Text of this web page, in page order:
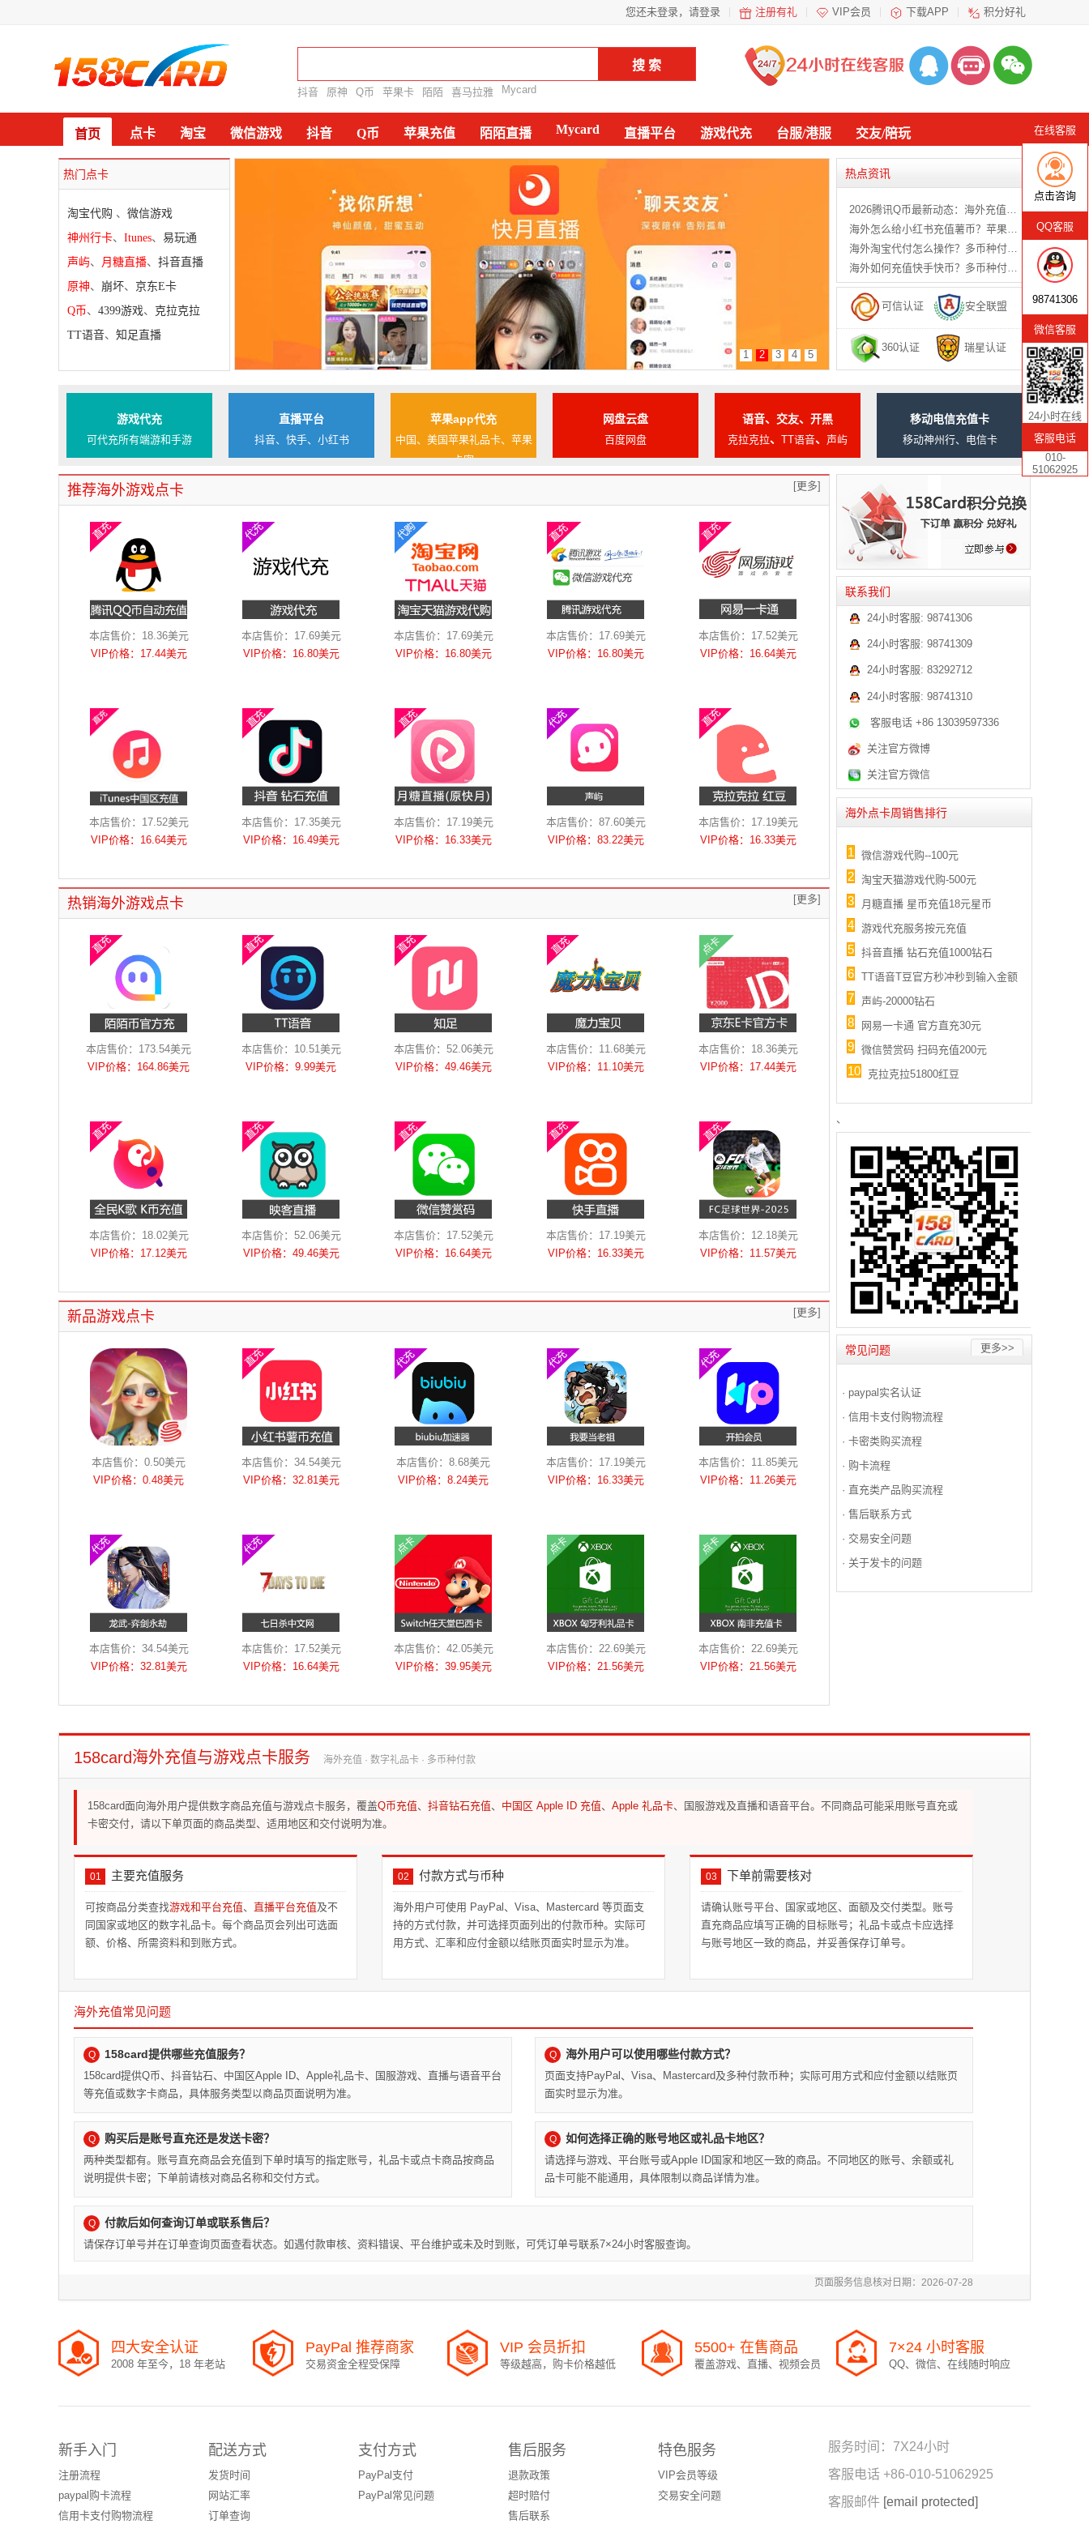
您还未登录，请登录 注册有礼 VIP会员 下载APP 积分好礼
抖音 原神 Q币 苹果卡 陌陌 喜马拉雅 Mycard
首页 点卡 淘宝 微信游戏 抖音 Q币 苹果充值 陌陌直播 Mycard 直播平台 游戏代充 台服/港服 交友/陪玩
热门点卡
淘宝代购 、 微信游戏
神州行卡、 Itunes、 易玩通
声屿、 月糖直播、 抖音直播
原神、 崩坏、 京东E卡
Q币 、 4399游戏、 克拉克拉
TT语音、 知足直播
1
2 3 4 5
热点资讯
2026腾讯Q币最新动态：海外充值、使用范围与安全指南
海外怎么给小红书充值薯币？苹果税、网页版通道与代充方式对比
海外淘宝代付怎么操作？多币种付款与安全代购指南
海外如何充值快手快币？多币种付款与快手号直充指南
可信认证 安全联盟
360认证 瑞星认证
158card海外充值与游戏点卡服务 海外充值 · 数字礼品卡 · 多币种付款
158card面向海外用户提供数字商品充值与游戏点卡服务，覆盖Q币充值、 抖音钻石充值、 中国区 Apple ID 充值、 Apple 礼品卡、国服游戏及直播和语音平台。不同商品可能采用账号直充或
卡密交付，请以下单页面的商品类型、适用地区和交付说明为准。
01 主要充值服务
可按商品分类查找游戏和平台充值、 直播平台充值及不
同国家或地区的数字礼品卡。每个商品页会列出可选面
额、价格、所需资料和到账方式。
02 付款方式与币种
海外用户可使用 PayPal、Visa、Mastercard 等页面支
持的方式付款，并可选择页面列出的付款币种。实际可
用方式、汇率和应付金额以结账页面实时显示为准。
03 下单前需要核对
请确认账号平台、国家或地区、面额及交付类型。账号
直充商品应填写正确的目标账号；礼品卡或点卡应选择
与账号地区一致的商品，并妥善保存订单号。
海外充值常见问题
Q 158card提供哪些充值服务？
158card提供Q币、抖音钻石、中国区Apple ID、Apple礼品卡、国服游戏、直播与语音平台
等充值或数字卡商品，具体服务类型以商品页面说明为准。
Q 海外用户可以使用哪些付款方式？
页面支持PayPal、Visa、Mastercard及多种付款币种；实际可用方式和应付金额以结账页
面实时显示为准。
Q 购买后是账号直充还是发送卡密？
两种类型都有。账号直充商品会充值到下单时填写的指定账号，礼品卡或点卡商品按商品
说明提供卡密；下单前请核对商品名称和交付方式。
Q 如何选择正确的账号地区或礼品卡地区？
请选择与游戏、平台账号或Apple ID国家和地区一致的商品。不同地区的账号、余额或礼
品卡可能不能通用，具体限制以商品详情为准。
Q 付款后如何查询订单或联系售后？
请保存订单号并在订单查询页面查看状态。如遇付款审核、资料错误、平台维护或未及时到账，可凭订单号联系7×24小时客服查询。
页面服务信息核对日期：2026-07-28
游戏代充
可代充所有端游和手游
直播平台
抖音、快手、小红书
苹果app代充
中国、美国苹果礼品卡、苹果
卡密
网盘云盘
百度网盘
语音、交友、开黑
克拉克拉、 TT语音、 声屿
移动电信充值卡
移动神州行、电信卡
推荐海外游戏点卡 [更多]
本店售价：18.36美元
VIP价格：17.44美元
本店售价：17.69美元
VIP价格：16.80美元
本店售价：17.69美元
VIP价格：16.80美元
本店售价：17.69美元
VIP价格：16.80美元
本店售价：17.52美元
VIP价格：16.64美元
本店售价：17.52美元
VIP价格：16.64美元
本店售价：17.35美元
VIP价格：16.49美元
本店售价：17.19美元
VIP价格：16.33美元
本店售价：87.60美元
VIP价格：83.22美元
本店售价：17.19美元
VIP价格：16.33美元
热销海外游戏点卡 [更多]
本店售价：173.54美元
VIP价格：164.86美元
本店售价：10.51美元
VIP价格：9.99美元
本店售价：52.06美元
VIP价格：49.46美元
本店售价：11.68美元
VIP价格：11.10美元
本店售价：18.36美元
VIP价格：17.44美元
本店售价：18.02美元
VIP价格：17.12美元
本店售价：52.06美元
VIP价格：49.46美元
本店售价：17.52美元
VIP价格：16.64美元
本店售价：17.19美元
VIP价格：16.33美元
本店售价：12.18美元
VIP价格：11.57美元
新品游戏点卡 [更多]
本店售价：0.50美元
VIP价格：0.48美元
本店售价：34.54美元
VIP价格：32.81美元
本店售价：8.68美元
VIP价格：8.24美元
本店售价：17.19美元
VIP价格：16.33美元
本店售价：11.85美元
VIP价格：11.26美元
本店售价：34.54美元
VIP价格：32.81美元
本店售价：17.52美元
VIP价格：16.64美元
本店售价：42.05美元
VIP价格：39.95美元
本店售价：22.69美元
VIP价格：21.56美元
本店售价：22.69美元
VIP价格：21.56美元
联系我们
24小时客服: 98741306
24小时客服: 98741309
24小时客服: 83292712
24小时客服: 98741310
客服电话 +86 13039597336
关注官方微博
关注官方微信
海外点卡周销售排行
1 微信游戏代购--100元
2 淘宝天猫游戏代购-500元
3 月糖直播 星币充值18元星币
4 游戏代充服务按元充值
5 抖音直播 钻石充值1000钻石
6 TT语音T豆官方秒冲秒到输入金额
7 声屿-20000钻石
8 网易一卡通 官方直充30元
9 微信赞赏码 扫码充值200元
10 克拉克拉51800红豆
、
更多>>
常见问题
· paypal实名认证
· 信用卡支付购物流程
· 卡密类购买流程
· 购卡流程
· 直充类产品购买流程
· 售后联系方式
· 交易安全问题
· 关于发卡的问题
四大安全认证
2008 年至今，18 年老站
PayPal 推荐商家
交易资金全程受保障
VIP 会员折扣
等级越高，购卡价格越低
5500+ 在售商品
覆盖游戏、直播、视频会员
7×24 小时客服
QQ、微信、在线随时响应
新手入门
注册流程
paypal购卡流程
信用卡支付购物流程
配送方式
发货时间
网站汇率
订单查询
支付方式
PayPal支付
PayPal常见问题
售后服务
退款政策
超时赔付
售后联系
特色服务
VIP会员等级
交易安全问题
服务时间：7X24小时
客服电话 +86-010-51062925
客服邮件 [email protected]
在线客服
点击咨询
QQ客服
98741306
微信客服
24小时在线
客服电话
010-
51062925